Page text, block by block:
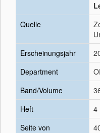
Quelle
Erscheinungsjahr
Department
Band/Volume
Heft
4
Seite von